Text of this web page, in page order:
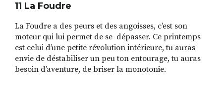
11 La Foudre
La Foudre a des peurs et des angoisses, c’est son
moteur qui lui permet de se dépasser. Ce printemps
est celui d’une petite révolution intérieure, tu auras
envie de déstabiliser un peu ton entourage, tu auras
besoin d’aventure, de briser la monotonie.